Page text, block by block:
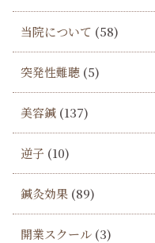
当院について (58)
突発性難聴 (5)
美容鍼 (137)
逆子 (10)
鍼灸効果 (89)
開業スクール (3)